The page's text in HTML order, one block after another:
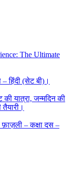
The Ultimate
– हिंदी (सेट बी)।
की यात्रा, जन्मदिन की
तैयारी।
– कक्षा दस –